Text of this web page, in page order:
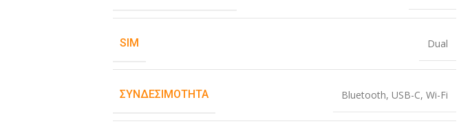
SIM Dual
ΣΥΝΔΕΣΙΜΌΤΗΤΑ Bluetooth, USB-C, Wi-Fi